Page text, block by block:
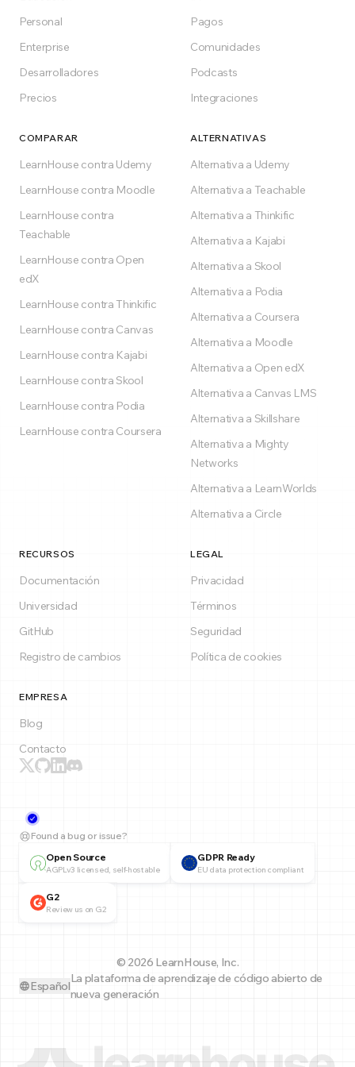
Gratis para siempre en el plan Free
Personal
Enterprise
Desarrolladores
Precios
Pagos
Comunidades
Podcasts
Integraciones
COMPARAR
LearnHouse contra Udemy
LearnHouse contra Moodle
LearnHouse contra
Teachable
LearnHouse contra Open
edX
LearnHouse contra Thinkific
LearnHouse contra Canvas
LearnHouse contra Kajabi
LearnHouse contra Skool
LearnHouse contra Podia
LearnHouse contra Coursera
ALTERNATIVAS
Alternativa a Udemy
Alternativa a Teachable
Alternativa a Thinkific
Alternativa a Kajabi
Alternativa a Skool
Alternativa a Podia
Alternativa a Coursera
Alternativa a Moodle
Alternativa a Open edX
Alternativa a Canvas LMS
Alternativa a Skillshare
Alternativa a Mighty
Networks
Alternativa a LearnWorlds
Alternativa a Circle
RECURSOS
Documentación
Universidad
GitHub
Registro de cambios
LEGAL
Privacidad
Términos
Seguridad
Política de cookies
EMPRESA
Blog
Contacto
Found a bug or issue?
Open Source
AGPLv3 licensed, self-hostable
GDPR Ready
EU data protection compliant
G2
Review us on G2
© 2026 LearnHouse, Inc.
Español
La plataforma de aprendizaje de código abierto de
nueva generación